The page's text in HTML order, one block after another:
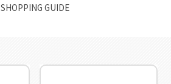
SHOPPING GUIDE